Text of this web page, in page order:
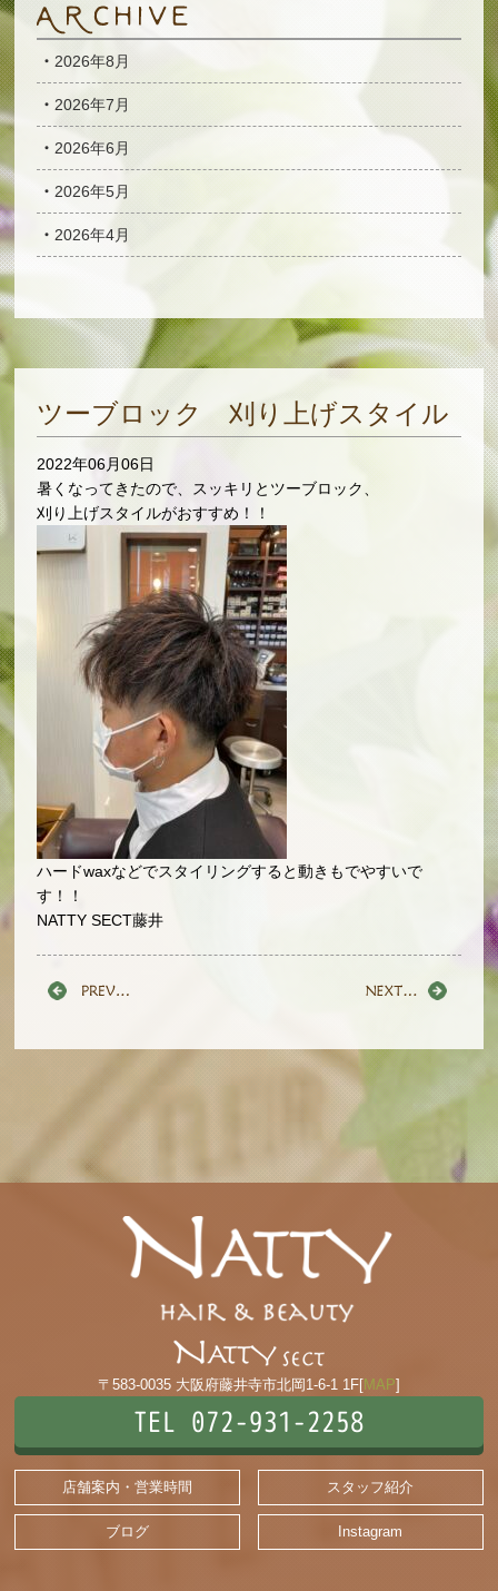
2026年8月
2026年7月
2026年6月
2026年5月
2026年4月
ツーブロック 刈り上げスタイル
2022年06月06日
暑くなってきたので、スッキリとツーブロック、
刈り上げスタイルがおすすめ！！
ハードwaxなどでスタイリングすると動きもでやすいで
す！！
NATTY SECT藤井
〒583-0035 大阪府藤井寺市北岡1-6-1 1F[MAP]
TEL 072-931-2258
店舗案内・営業時間 スタッフ紹介
ブログ Instagram